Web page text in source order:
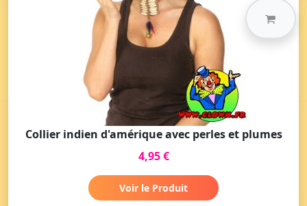
Collier indien d'amérique avec perles et plumes
4,95 €
Voir le Produit